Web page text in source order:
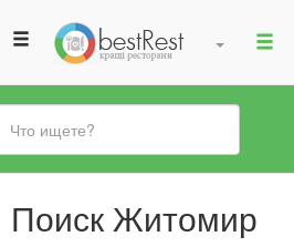
Вы
здесь
Поиск Житомир